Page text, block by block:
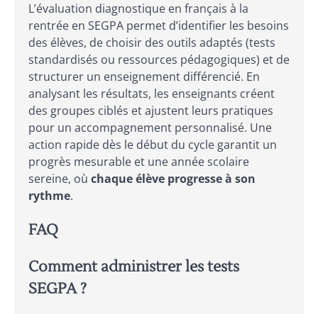
L’évaluation diagnostique en français à la
rentrée en SEGPA permet d’identifier les besoins
des élèves, de choisir des outils adaptés (tests
standardisés ou ressources pédagogiques) et de
structurer un enseignement différencié. En
analysant les résultats, les enseignants créent
des groupes ciblés et ajustent leurs pratiques
pour un accompagnement personnalisé. Une
action rapide dès le début du cycle garantit un
progrès mesurable et une année scolaire
sereine, où chaque élève progresse à son
rythme.
FAQ
Comment administrer les tests
SEGPA ?